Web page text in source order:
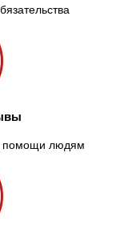
помощи людям